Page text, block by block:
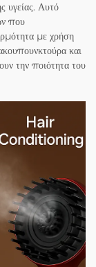
υγείας. Αυτό
που
με χρήση
και
την ποιότητα του